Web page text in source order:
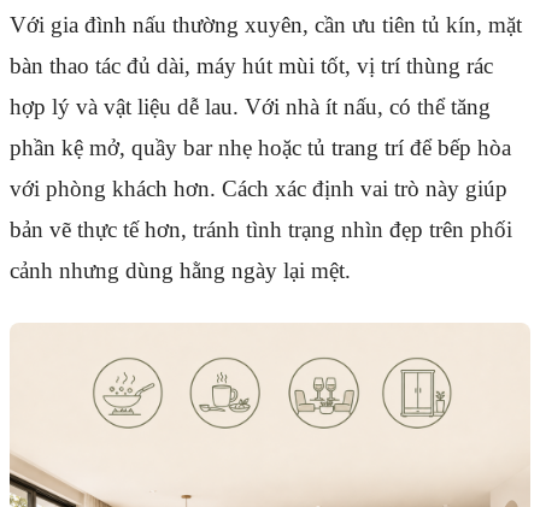
Với gia đình nấu thường xuyên, cần ưu tiên tủ kín, mặt
bàn thao tác đủ dài, máy hút mùi tốt, vị trí thùng rác
hợp lý và vật liệu dễ lau. Với nhà ít nấu, có thể tăng
phần kệ mở, quầy bar nhẹ hoặc tủ trang trí để bếp hòa
với phòng khách hơn. Cách xác định vai trò này giúp
bản vẽ thực tế hơn, tránh tình trạng nhìn đẹp trên phối
cảnh nhưng dùng hằng ngày lại mệt.